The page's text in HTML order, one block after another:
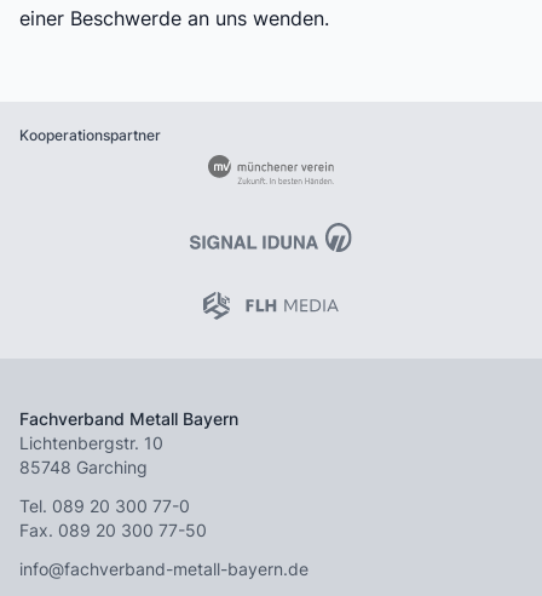
einer Beschwerde an uns wenden.
Kooperationspartner
Fachverband Metall Bayern
Lichtenbergstr. 10
85748 Garching
Tel. 089 20 300 77-0
Fax. 089 20 300 77-50
info@fachverband-metall-bayern.de